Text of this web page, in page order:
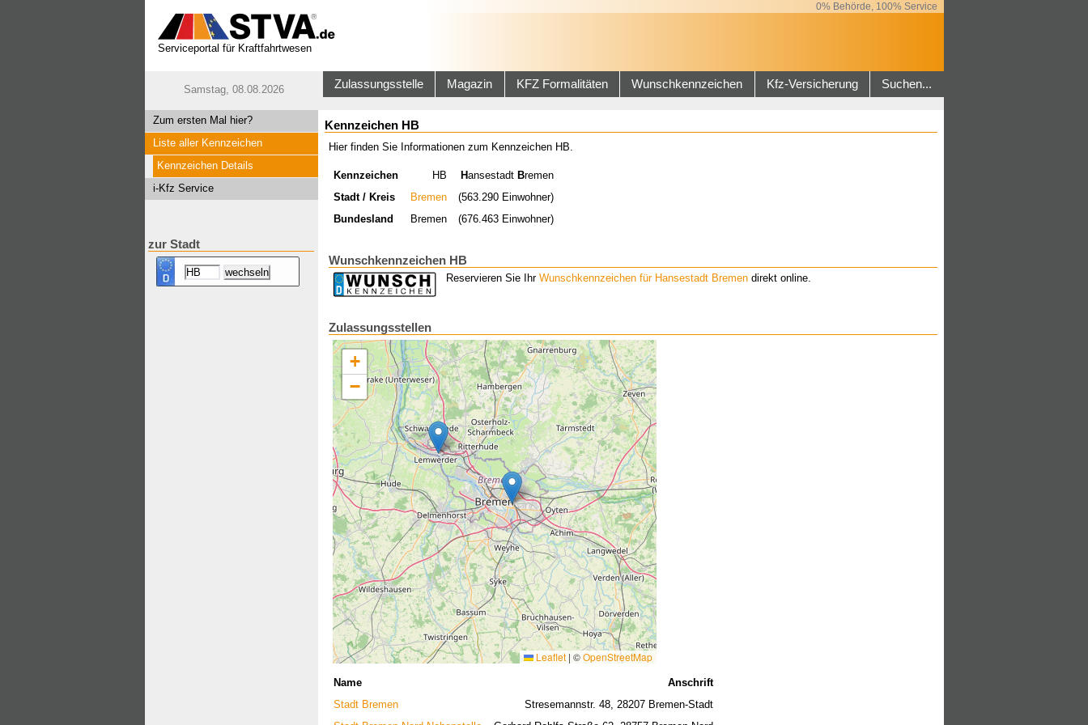
0% Behörde, 100% Service
Serviceportal für Kraftfahrtwesen
Samstag, 08.08.2026 Zulassungsstelle Magazin KFZ Formalitäten Wunschkennzeichen Kfz-Versicherung Suchen...
Zum ersten Mal hier?
Liste aller Kennzeichen
Kennzeichen Details
i-Kfz Service
zur Stadt
Kennzeichen HB
Hier finden Sie Informationen zum Kennzeichen HB.
Kennzeichen HB Hansestadt Bremen
Stadt / Kreis
Bremen
(563.290 Einwohner)
Bundesland
Bremen (676.463 Einwohner)
Wunschkennzeichen HB
Reservieren Sie Ihr Wunschkennzeichen für Hansestadt Bremendirekt online.
Zulassungsstellen
+
−
Leaflet | ©OpenStreetMap
Name
Anschrift
Stadt Bremen
Stresemannstr. 48, 28207 Bremen-Stadt